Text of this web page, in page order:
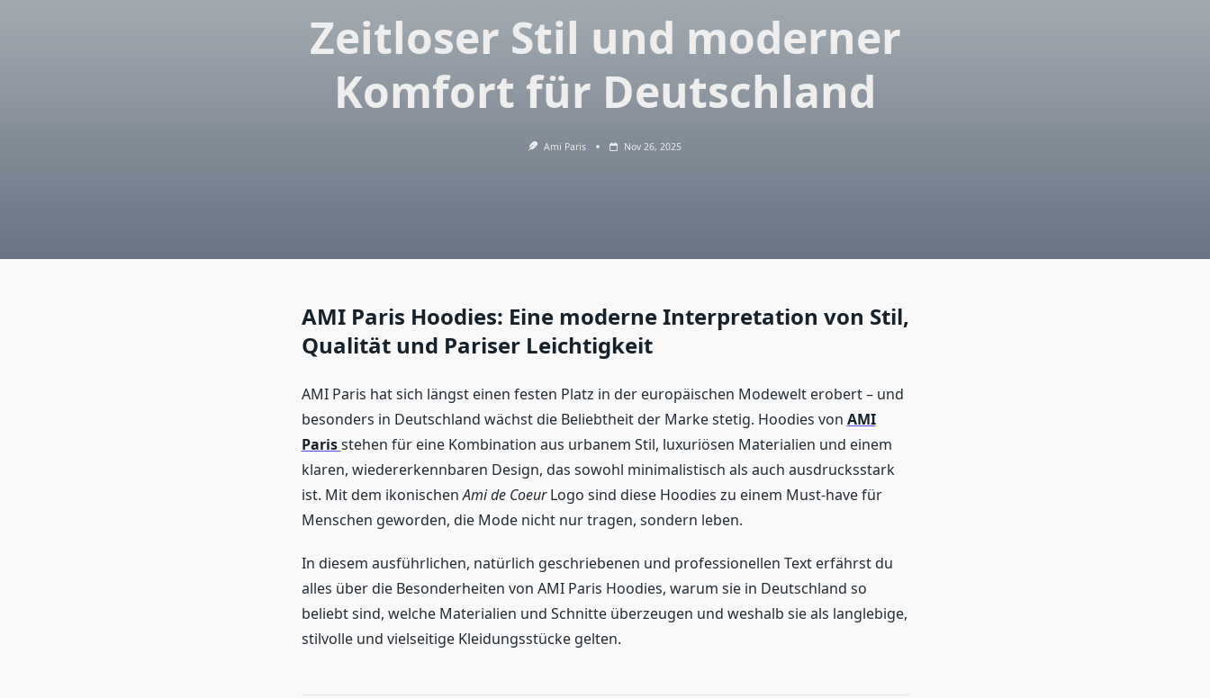
Zeitloser Stil und moderner
Komfort für Deutschland
Ami Paris Nov 26, 2025
AMI Paris Hoodies: Eine moderne Interpretation von Stil,
Qualität und Pariser Leichtigkeit
AMI Paris hat sich längst einen festen Platz in der europäischen Modewelt erobert – und
besonders in Deutschland wächst die Beliebtheit der Marke stetig. Hoodies von AMI
Paris stehen für eine Kombination aus urbanem Stil, luxuriösen Materialien und einem
klaren, wiedererkennbaren Design, das sowohl minimalistisch als auch ausdrucksstark
ist. Mit dem ikonischenAmi de CoeurLogo sind diese Hoodies zu einem Must-have für
Menschen geworden, die Mode nicht nur tragen, sondern leben.
In diesem ausführlichen, natürlich geschriebenen und professionellen Text erfährst du
alles über die Besonderheiten von AMI Paris Hoodies, warum sie in Deutschland so
beliebt sind, welche Materialien und Schnitte überzeugen und weshalb sie als langlebige,
stilvolle und vielseitige Kleidungsstücke gelten.